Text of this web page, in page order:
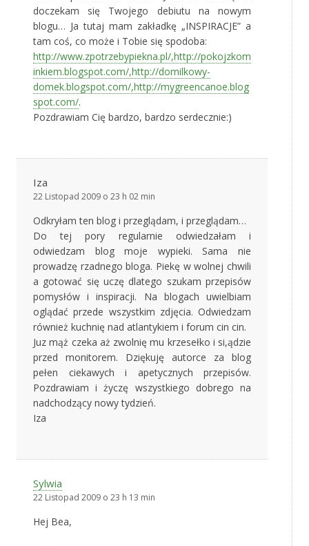
doczekam się Twojego debiutu na nowym
blogu… Ja tutaj mam zakładkę „INSPIRACJE” a
tam coś, co może i Tobie się spodoba:
http://www.zpotrzebypiekna.pl/,http://pokojzkom
inkiem.blogspot.com/,http://domilkowy-
domek.blogspot.com/,http://mygreencanoe.blog
spot.com/.
Pozdrawiam Cię bardzo, bardzo serdecznie:)
Iza
22 Listopad 2009 o 23 h 02 min
Odkryłam ten blog i przeglądam, i przeglądam…
Do tej pory regularnie odwiedzałam i
odwiedzam blog moje wypieki. Sama nie
prowadzę rzadnego bloga. Piekę w wolnej chwili
a gotować się uczę dlatego szukam przepisów
pomysłów i inspiracji. Na blogach uwielbiam
oglądać przede wszystkim zdjęcia. Odwiedzam
również kuchnię nad atlantykiem i forum cin cin.
Juz mąż czeka aż zwolnię mu krzesełko i si,ądzie
przed monitorem. Dziękuję autorce za blog
pełen ciekawych i apetycznych przepisów.
Pozdrawiam i życzę wszystkiego dobrego na
nadchodzący nowy tydzień.
Iza
Sylwia
22 Listopad 2009 o 23 h 13 min
Hej Bea,